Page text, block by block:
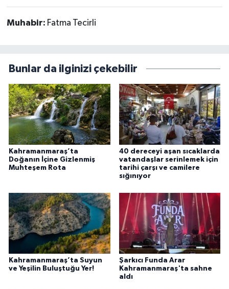
Muhabir: Fatma Tecirli
Bunlar da ilginizi çekebilir
Kahramanmaraş’ta
Doğanın İçine Gizlenmiş
Muhteşem Rota
40 dereceyi aşan sıcaklarda
vatandaşlar serinlemek için
tarihi çarşı ve camilere
sığınıyor
Kahramanmaraş’ta Suyun
ve Yeşilin Buluştuğu Yer!
Şarkıcı Funda Arar
Kahramanmaraş'ta sahne
aldı